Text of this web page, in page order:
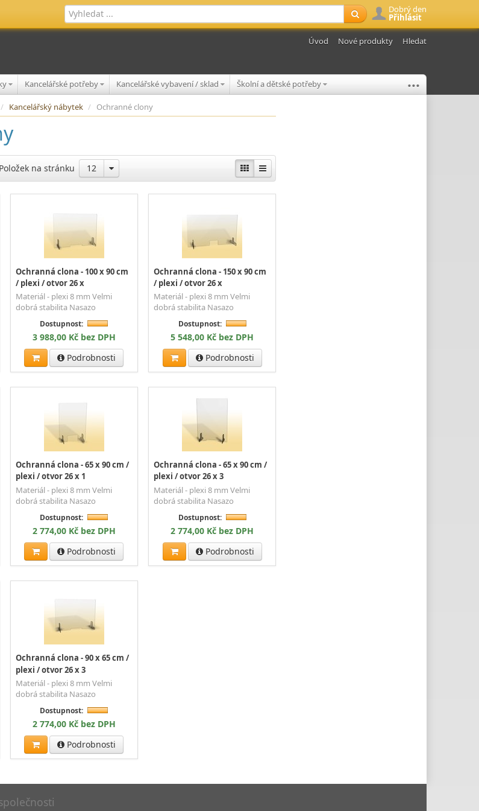
Dobrý den
Přihlásit
Úvod Nové produkty Hledat
Kancelářské potřeby Kancelářské vybavení / sklad Školní a dětské potřeby ...
/ Kancelářský nábytek / Ochranné clony
Položek na stránku 12
Ochranná clona - 100 x 90 cm
/ plexi / otvor 26 x
Materiál - plexi 8 mm Velmi
dobrá stabilita Nasazo
Dostupnost:
3 988,00 Kč bez DPH
Podrobnosti
Ochranná clona - 150 x 90 cm
/ plexi / otvor 26 x
Materiál - plexi 8 mm Velmi
dobrá stabilita Nasazo
Dostupnost:
5 548,00 Kč bez DPH
Podrobnosti
Ochranná clona - 65 x 90 cm /
plexi / otvor 26 x 1
Materiál - plexi 8 mm Velmi
dobrá stabilita Nasazo
Dostupnost:
2 774,00 Kč bez DPH
Podrobnosti
Ochranná clona - 65 x 90 cm /
plexi / otvor 26 x 3
Materiál - plexi 8 mm Velmi
dobrá stabilita Nasazo
Dostupnost:
2 774,00 Kč bez DPH
Podrobnosti
Ochranná clona - 90 x 65 cm /
plexi / otvor 26 x 3
Materiál - plexi 8 mm Velmi
dobrá stabilita Nasazo
Dostupnost:
2 774,00 Kč bez DPH
Podrobnosti